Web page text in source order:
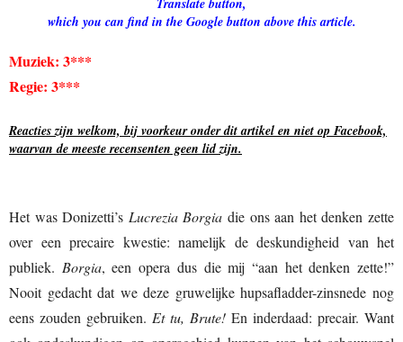
Translate button,
which you can find in the Google button above this article.
Muziek: 3***
Regie: 3***
Reacties zijn welkom, bij voorkeur onder dit artikel en niet op Facebook,
waarvan de meeste recensenten geen lid zijn.
Het was Donizetti’s Lucrezia Borgia die ons aan het denken zette
over een precaire kwestie: namelijk de deskundigheid van het
publiek. Borgia, een opera dus die mij “aan het denken zette!”
Nooit gedacht dat we deze gruwelijke hupsafladder-zinsnede nog
eens zouden gebruiken. Et tu, Brute! En inderdaad: precair. Want